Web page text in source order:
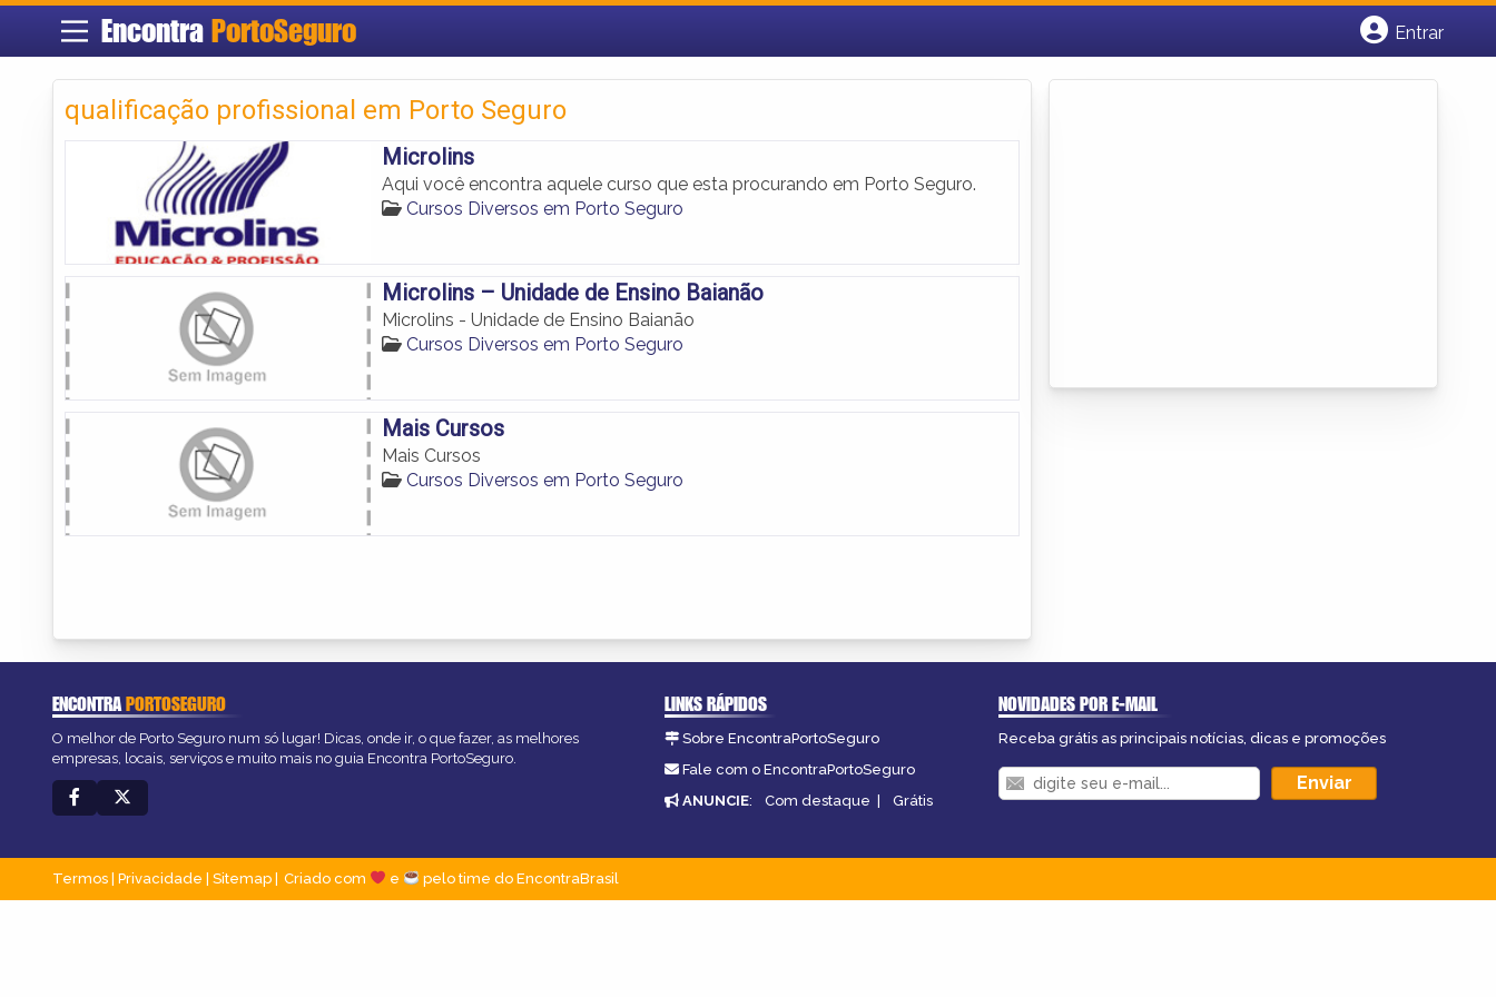
Encontra PortoSeguro
Entrar
qualificação profissional em Porto Seguro
Microlins
Aqui você encontra aquele curso que esta procurando em Porto Seguro.
Cursos Diversos em Porto Seguro
Microlins – Unidade de Ensino Baianão
Microlins - Unidade de Ensino Baianão
Cursos Diversos em Porto Seguro
Mais Cursos
Mais Cursos
Cursos Diversos em Porto Seguro
ENCONTRAPORTOSEGURO
O melhor de Porto Seguro num só lugar! Dicas, onde ir, o que fazer, as melhores
empresas, locais, serviços e muito mais no guia Encontra PortoSeguro.
LINKS RÁPIDOS
Sobre EncontraPortoSeguro
Fale com o EncontraPortoSeguro
ANUNCIE: Com destaque | Grátis
NOVIDADES POR E-MAIL
Receba grátis as principais notícias, dicas e promoções
Termos Privacidade Sitemap Criado com e pelo time do EncontraBrasil